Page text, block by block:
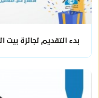
بدء التقديم لجائزة بيت